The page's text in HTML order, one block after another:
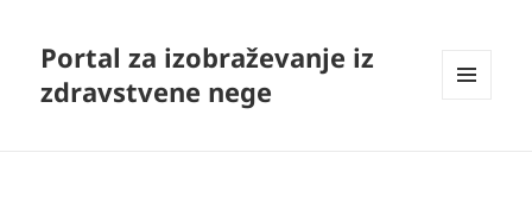
Portal za izobraževanje iz
zdravstvene nege